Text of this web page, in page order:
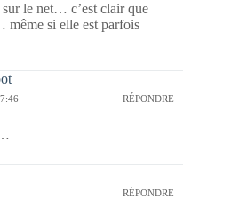
sur le net… c’est clair que
même si elle est parfois
RÉPONDRE
RÉPONDRE